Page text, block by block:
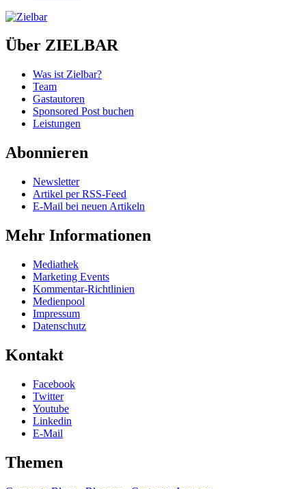
Über ZIELBAR
Was ist Zielbar?
Team
Gastautoren
Sponsored Post buchen
Leistungen
Abonnieren
Newsletter
Artikel per RSS-Feed
E-Mail bei neuen Artikeln
Mehr Informationen
Mediathek
Marketing Events
Kommentar-Richtlinien
Medienpool
Impressum
Datenschutz
Kontakt
Facebook
Twitter
Youtube
Linkedin
E-Mail
Themen